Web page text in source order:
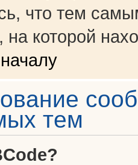
что тем
которой
тем